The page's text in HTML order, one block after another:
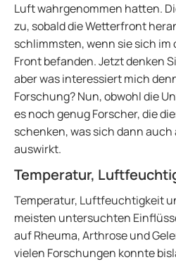
Luft wahrgenommen hatten.
zu, sobald die Wetterfront
schlimmsten, wenn sie sich im
Front befanden. Jetzt denken
aber was interessiert mich
Forschung? Nun, obwohl die
es noch genug Forscher, die
schenken, was sich dann
auswirkt.
Temperatur,
Temperatur, Luftfeuchtigkeit
meisten untersuchten
auf Rheuma, Arthrose und
vielen Forschungen konnte